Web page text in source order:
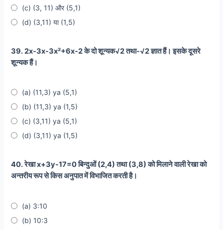
(c) (3, 11) और (5,1)
(d) (3,11) या (1,5)
39. 2x-3x-3x²+6x-2 के दो शून्यक√2 तथा-√2 ज्ञात हैं। इसके दूसरे
शून्यक हैं।
(a) (11,3) ya (5,1)
(b) (11,3) ya (1,5)
(c) (3,11) ya (5,1)
(d) (3,11) ya (1,5)
40. रेखा x+3y-17=0 बिन्दुओं (2,4) तथा (3,8) को मिलाने वाली रेखा को
अन्तरीय रूप से किस अनुपात में विभाजित करती है।
(a) 3:10
(b) 10:3